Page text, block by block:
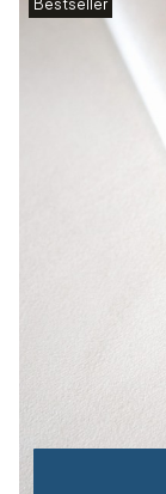
Bestseller